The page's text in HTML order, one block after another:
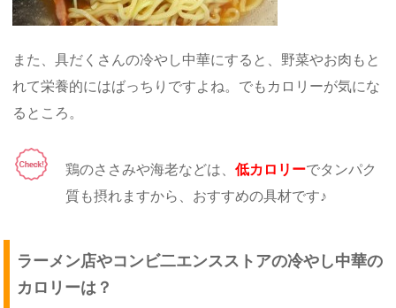
また、具だくさんの冷やし中華にすると、野菜やお肉もと
れて栄養的にはばっちりですよね。でもカロリーが気にな
るところ。
鶏のささみや海老などは、低カロリーでタンパク
質も摂れますから、おすすめの具材です♪
ラーメン店やコンビ二エンスストアの冷やし中華の
カロリーは？